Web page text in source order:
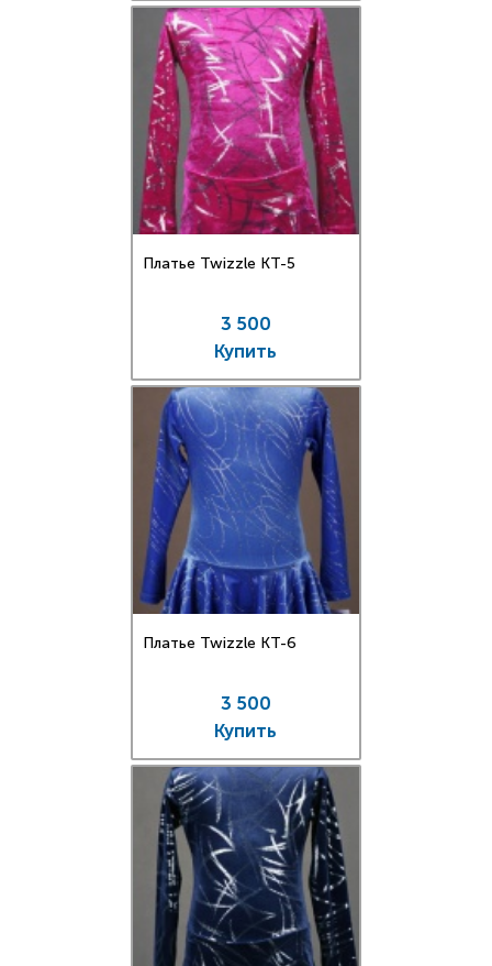
Платье Twizzle КT-5
3 500
Купить
Платье Twizzle КT-6
3 500
Купить